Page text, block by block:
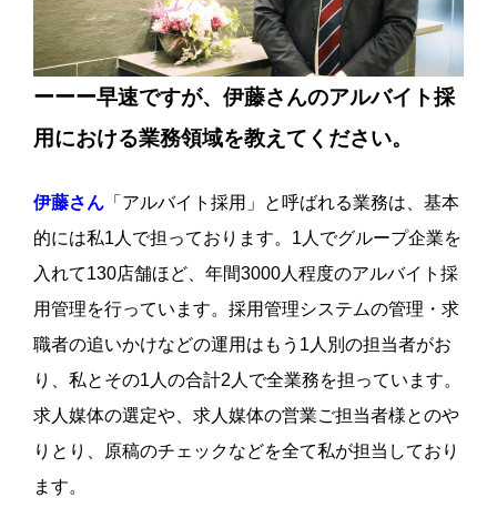
ーーー早速ですが、伊藤さんのアルバイト採
用における業務領域を教えてください。
伊藤さん 「アルバイト採用」と呼ばれる業務は、基本
的には私1人で担っております。1人でグループ企業を
入れて130店舗ほど、年間3000人程度のアルバイト採
用管理を行っています。採用管理システムの管理・求
職者の追いかけなどの運用はもう1人別の担当者がお
り、私とその1人の合計2人で全業務を担っています。
求人媒体の選定や、求人媒体の営業ご担当者様とのや
りとり、原稿のチェックなどを全て私が担当しており
ます。